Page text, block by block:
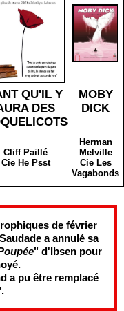
QU'IL Y
DES
MOBY
DICK
Cliff Paillé
Cie He Psst
Herman
Melville
Cie Les
Vagabonds
de février
a annulé sa
" d'Ibsen pour
a pu être remplacé